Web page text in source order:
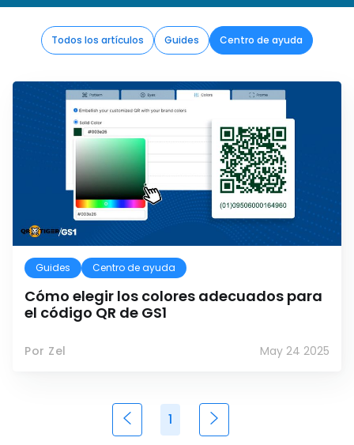
Todos los artículos Guides Centro de ayuda
Guides Centro de ayuda
Cómo elegir los colores adecuados para
el código QR de GS1
Por Zel May 24 2025
1